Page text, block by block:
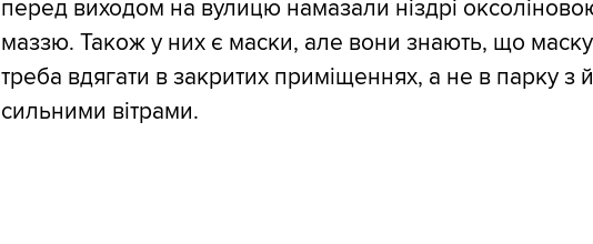
перед виходом на вулицю намазали ніздрі
маззю. Також у них є маски, але вони знають, що маску
треба вдягати в закритих приміщеннях, а не в парку з
сильними вітрами.